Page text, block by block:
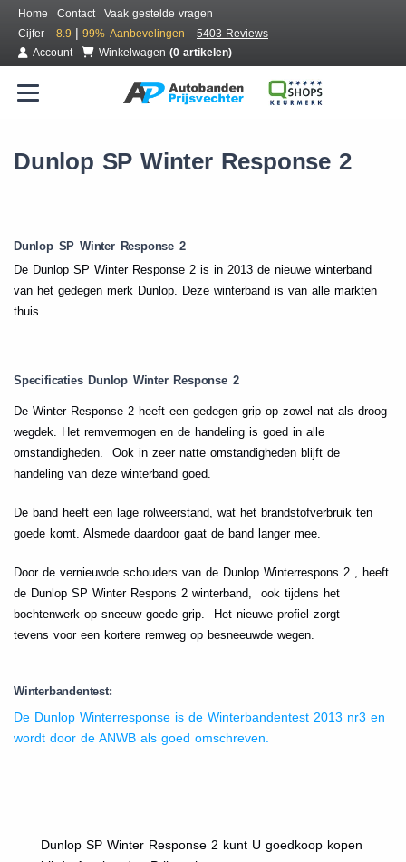
Home Contact
Vaak gestelde vragen
Cijfer
8.9 | 99% Aanbevelingen
5403 Reviews
Account
Winkelwagen (0 artikelen)
Dunlop SP Winter Response 2
Dunlop SP Winter Response 2
De Dunlop SP Winter Response 2 is in 2013 de nieuwe winterband
van het gedegen merk Dunlop. Deze winterband is van alle markten
thuis.
Specificaties Dunlop Winter Response 2
De Winter Response 2 heeft een gedegen grip op zowel nat als droog
wegdek. Het remvermogen en de handeling is goed in alle
omstandigheden. Ook in zeer natte omstandigheden blijft de
handeling van deze winterband goed.
De band heeft een lage rolweerstand, wat het brandstofverbruik ten
goede komt. Alsmede daardoor gaat de band langer mee.
Door de vernieuwde schouders van de Dunlop Winterrespons 2 , heeft
de Dunlop SP Winter Respons 2 winterband, ook tijdens het
bochtenwerk op sneeuw goede grip. Het nieuwe profiel zorgt
tevens voor een kortere remweg op besneeuwde wegen.
Winterbandentest:
De Dunlop Winterresponse is de Winterbandentest 2013 nr3 en
wordt door de ANWB als goed omschreven.
Dunlop SP Winter Response 2 kunt U goedkoop kopen